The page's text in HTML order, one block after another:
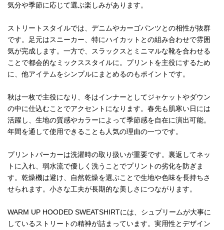
気分や季節に応じて選ぶ楽しみがあります。
ストリートスタイルでは、デニムやカーゴパンツとの相性が抜群
です。足元はスニーカー、特にハイカットとの組み合わせで雰囲
気が完成します。一方で、スラックスとミニマルな靴を合わせる
ことで都会的なミックススタイルに。プリントを主役にするため
に、他アイテムをシンプルにまとめるのもポイントです。
秋は一枚で主役になり、冬はインナーとしてジャケットやダウン
の中に仕込むことでアクセントになります。春先も肌寒い日には
活躍し、生地の質感やカラーによって季節感を自在に演出可能。
年間を通して使用できることも人気の理由の一つです。
プリントパーカーは洗濯時の取り扱いが重要です。裏返してネッ
トに入れ、弱水流で優しく洗うことでプリントの劣化を防ぎま
す。乾燥機は避け、自然乾燥を選ぶことで生地や色味を長持ちさ
せられます。小さな工夫が長期的な美しさにつながります。
WARM UP HOODED SWEATSHIRTには、シュプリームが大事に
しているストリートの精神が詰まっています。実用性とデザイン